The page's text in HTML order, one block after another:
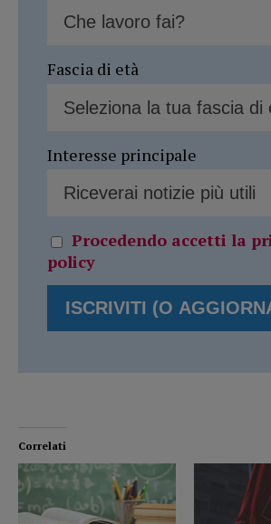
Fascia di età
Interesse principale
Procedendo accetti la
policy
Correlati